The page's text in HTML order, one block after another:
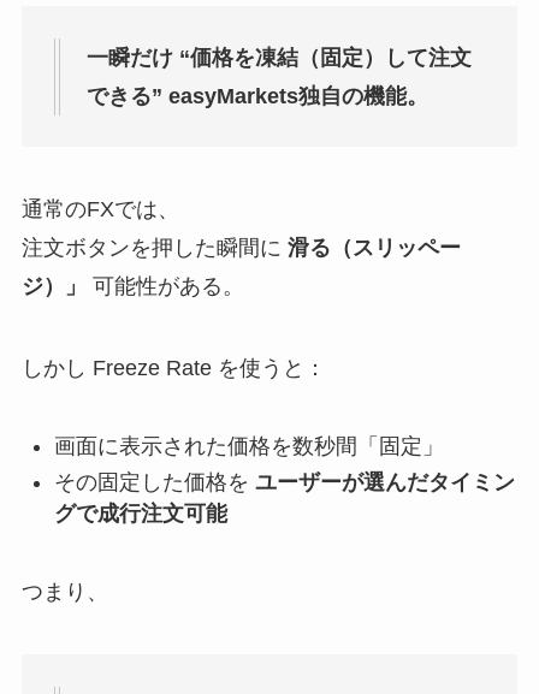
一瞬だけ “価格を凍結（固定）して注文
できる” easyMarkets独自の機能。
通常のFXでは、
注文ボタンを押した瞬間に 滑る（スリッペー
ジ）」
可能性がある。
しかし Freeze Rate を使うと：
画面に表示された価格を数秒間「固定」
その固定した価格を ユーザーが選んだタイミン
グで成行注文可能
つまり、